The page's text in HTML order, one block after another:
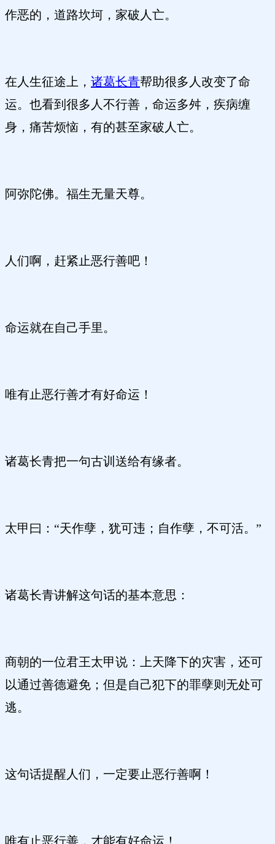
作恶的，道路坎坷，家破人亡。
在人生征途上， 诸葛长青帮助很多人改变了命
运。也看到很多人不行善，命运多舛，疾病缠
身，痛苦烦恼，有的甚至家破人亡。
阿弥陀佛。福生无量天尊。
人们啊，赶紧止恶行善吧！
命运就在自己手里。
唯有止恶行善才有好命运！
诸葛长青把一句古训送给有缘者。
太甲曰：“天作孽，犹可违；自作孽，不可活。”
诸葛长青讲解这句话的基本意思：
商朝的一位君王太甲说：上天降下的灾害，还可
以通过善德避免；但是自己犯下的罪孽则无处可
逃。
这句话提醒人们，一定要止恶行善啊！
唯有止恶行善，才能有好命运！